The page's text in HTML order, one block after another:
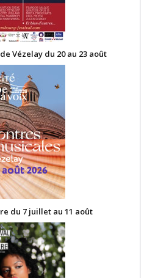
Vézelay du 20 au 23 août
du 7 juillet au 11 août